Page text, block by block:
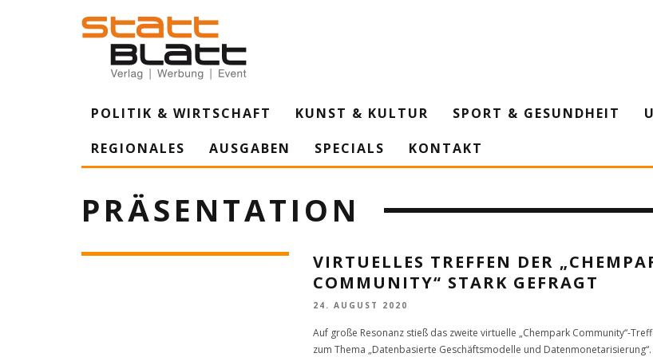
POLITIK & WIRTSCHAFT KUNST & KULTUR SPORT & GESUNDHEIT
REGIONALES
AUSGABEN SPECIALS KONTAKT
PRÄSENTATION
VIRTUELLES TREFFEN DER
COMMUNITY“ STARK GEFRAGT
24. AUGUST 2020
Auf große Resonanz stieß das zweite virtuelle „Chempark Community“-
zum Thema „Datenbasierte Geschäftsmodelle und